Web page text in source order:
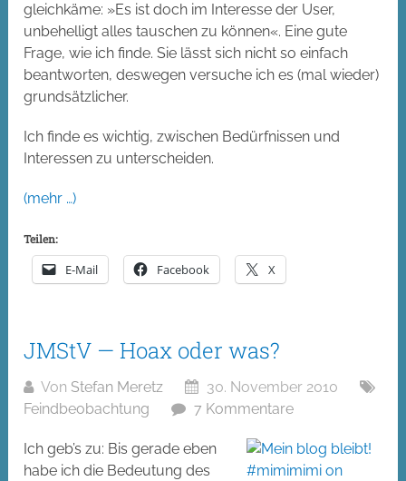
gleichkäme: »Es ist doch im Interesse der User,
unbehelligt alles tauschen zu können«. Eine gute
Frage, wie ich finde. Sie lässt sich nicht so einfach
beantworten, deswegen versuche ich es (mal wieder)
grundsätzlicher.
Ich finde es wichtig, zwischen Bedürfnissen und
Interessen zu unterscheiden.
(mehr …)
Teilen:
E-Mail Facebook X
JMStV — Hoax oder was?
Von Stefan Meretz
30. November 2010
Feindbeobachtung
7 Kommentare
Ich geb’s zu: Bis gerade eben
habe ich die Bedeutung des